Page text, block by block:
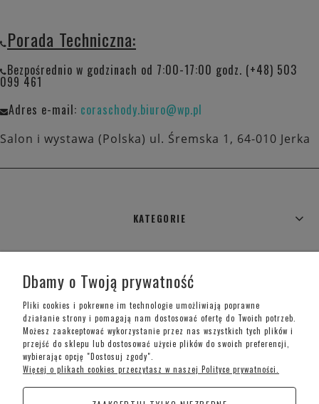
Porada Techniczna:
Bezpośrednio w godzinach od 7:00-17:00 godz. (+48) 503
099 461
Adres e-mail: coraschody.biuro@wp.pl
Salon i wystawa (Polska) ul. Śremska 1, 64-010 Jerka
KATEGORIE
MOJE KONTO
INFORMACJE O SKLEPIE
Dbamy o Twoją prywatność
Pliki cookies i pokrewne im technologie umożliwiają poprawne
działanie strony i pomagają nam dostosować ofertę do Twoich potrzeb.
Możesz zaakceptować wykorzystanie przez nas wszystkich tych plików i
przejść do sklepu lub dostosować użycie plików do swoich preferencji,
wybierając opcję "Dostosuj zgody".
Więcej o plikach cookies przeczytasz w naszej Polityce prywatności.